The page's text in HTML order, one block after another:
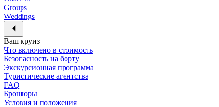
Groups
Weddings
Ваш круиз
Что включено в стоимость
Безопасность на борту
Экскурсионная программа
Туристические агентства
FAQ
Брошюры
Условия и положения